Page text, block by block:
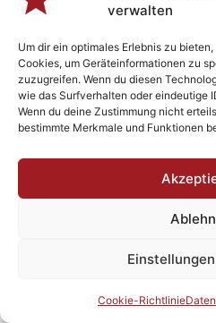
verwalten
Um dir ein optimales Erlebnis zu
Cookies, um Geräteinformationen zu
zuzugreifen. Wenn du diesen
wie das Surfverhalten oder eindeutige
Wenn du deine Zustimmung nicht
bestimmte Merkmale und Funktionen
Cookie-Richtlinie
Plenk.MEDIA -
since